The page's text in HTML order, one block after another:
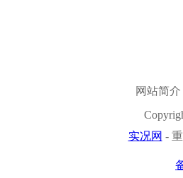
网站简介
实况网 -